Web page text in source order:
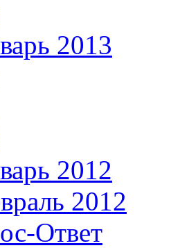
2013
2012
2012
Ответ